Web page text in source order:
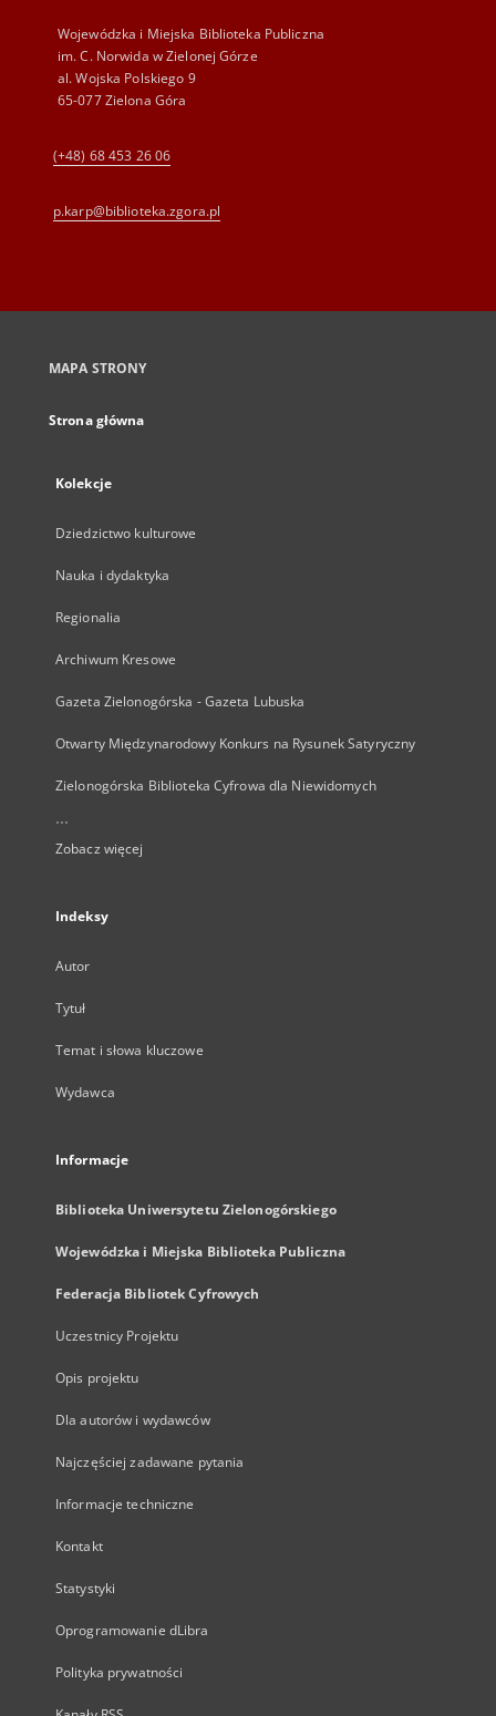
Wojewódzka i Miejska Biblioteka Publiczna
im. C. Norwida w Zielonej Górze
al. Wojska Polskiego 9
65-077 Zielona Góra
(+48) 68 453 26 06
p.karp@biblioteka.zgora.pl
MAPA STRONY
Strona główna
Kolekcje
Dziedzictwo kulturowe
Nauka i dydaktyka
Regionalia
Archiwum Kresowe
Gazeta Zielonogórska - Gazeta Lubuska
Otwarty Międzynarodowy Konkurs na Rysunek Satyryczny
Zielonogórska Biblioteka Cyfrowa dla Niewidomych
...
Zobacz więcej
Indeksy
Autor
Tytuł
Temat i słowa kluczowe
Wydawca
Informacje
Biblioteka Uniwersytetu Zielonogórskiego
Wojewódzka i Miejska Biblioteka Publiczna
Federacja Bibliotek Cyfrowych
Uczestnicy Projektu
Opis projektu
Dla autorów i wydawców
Najczęściej zadawane pytania
Informacje techniczne
Kontakt
Statystyki
Oprogramowanie dLibra
Polityka prywatności